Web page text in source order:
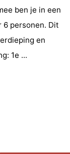
ben je in een
6 personen. Dit
en
1e ...